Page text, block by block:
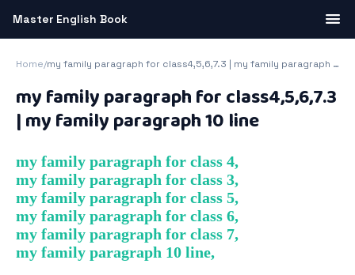
Master English Book
Home/ my family paragraph for class4,5,6​,7.3 | my family paragraph 10 line
my family paragraph for class4,5,6​,7.3
| my family paragraph 10 line
my family paragraph for class 4​,
my family paragraph for class 3​,
my family paragraph for class 5​,
my family paragraph for class 6​,
my family paragraph for class 7​,
my family paragraph 10 line,